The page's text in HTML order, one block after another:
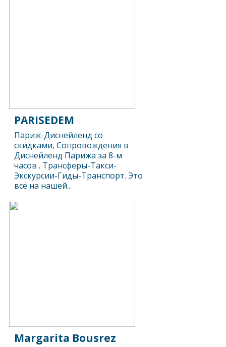
PARISEDEM
Париж-Диснейленд со
скидками, Сопровождения в
Диснейленд Парижа за 8-м
часов . Трансферы-Такси-
Экскурсии-Гиды-Транспорт. Это
всё на нашей...
Margarita Bousrez